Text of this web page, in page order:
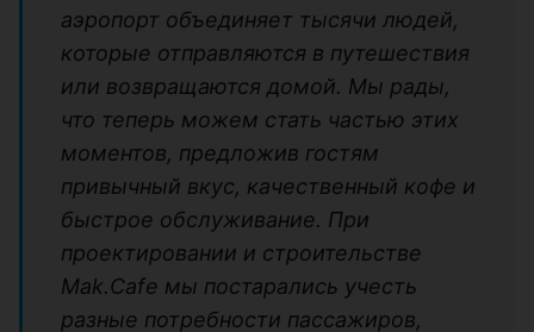
аэропорт объединяет тысячи людей,
которые отправляются в путешествия
или возвращаются домой. Мы рады,
что теперь можем стать частью этих
моментов, предложив гостям
привычный вкус, качественный кофе и
быстрое обслуживание. При
проектировании и строительстве
Mak.Cafe мы постарались учесть
разные потребности пассажиров,